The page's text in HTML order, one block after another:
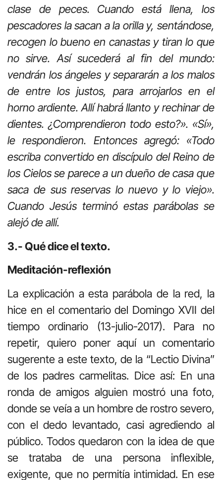
clase de peces. Cuando está llena, los
pescadores la sacan a la orilla y, sentándose,
recogen lo bueno en canastas y tiran lo que
no sirve. Así sucederá al fin del mundo:
vendrán los ángeles y separarán a los malos
de entre los justos, para arrojarlos en el
horno ardiente. Allí habrá llanto y rechinar de
dientes. ¿Comprendieron todo esto?». «Sí»,
le respondieron. Entonces agregó: «Todo
escriba convertido en discípulo del Reino de
los Cielos se parece a un dueño de casa que
saca de sus reservas lo nuevo y lo viejo».
Cuando Jesús terminó estas parábolas se
alejó de allí.
3.- Qué dice el texto.
Meditación-reflexión
La explicación a esta parábola de la red, la
hice en el comentario del Domingo XVII del
tiempo ordinario (13-julio-2017). Para no
repetir, quiero poner aquí un comentario
sugerente a este texto, de la “Lectio Divina”
de los padres carmelitas. Dice así: En una
ronda de amigos alguien mostró una foto,
donde se veía a un hombre de rostro severo,
con el dedo levantado, casi agrediendo al
público. Todos quedaron con la idea de que
se trataba de una persona inflexible,
exigente, que no permitía intimidad. En ese